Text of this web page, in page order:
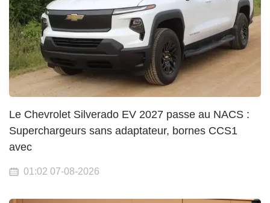
Le Chevrolet Silverado EV 2027 passe au NACS :
Superchargeurs sans adaptateur, bornes CCS1
avec
01:02 07-08-2026